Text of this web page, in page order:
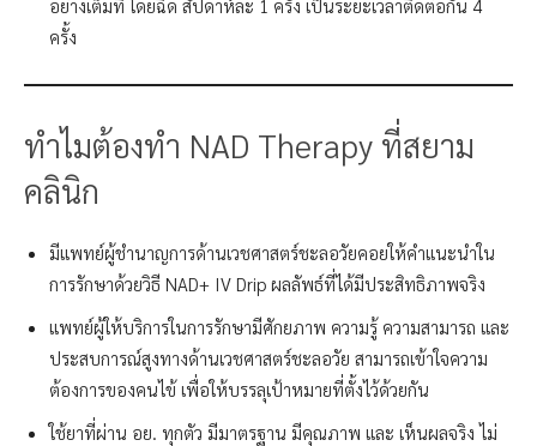
อย่างเต็มที่ โดยฉีด สัปดาห์ละ 1 ครั้ง เป็นระยะเวลาติดต่อกัน 4
ครั้ง
ทำไมต้องทำ NAD Therapy ที่สยาม
คลินิก
มีแพทย์ผู้ชำนาญการด้านเวชศาสตร์ชะลอวัยคอยให้คำแนะนำใน
การรักษาด้วยวิธี NAD+ IV Drip ผลลัพธ์ที่ได้มีประสิทธิภาพจริง
แพทย์ผู้ให้บริการในการรักษามีศักยภาพ ความรู้ ความสามารถ และ
ประสบการณ์สูงทางด้านเวชศาสตร์ชะลอวัย สามารถเข้าใจความ
ต้องการของคนไข้ เพื่อให้บรรลุเป้าหมายที่ตั้งไว้ด้วยกัน
ใช้ยาที่ผ่าน อย. ทุกตัว มีมาตรฐาน มีคุณภาพ และ เห็นผลจริง ไม่